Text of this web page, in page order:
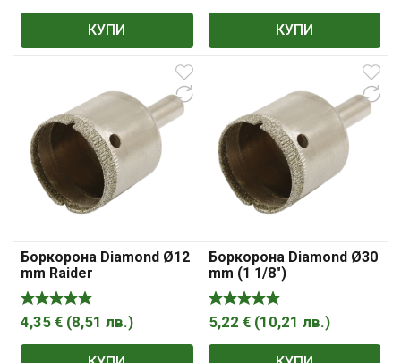
КУПИ КУПИ
Боркорона Diamond Ø12
mm Raider
4,35 € (8,51 лв.)
Боркорона Diamond Ø30
mm (1 1/8″)
5,22 € (10,21 лв.)